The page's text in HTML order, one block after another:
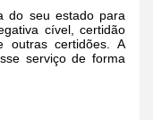
do seu estado para
cível, certidão
outras certidões. A
serviço de forma